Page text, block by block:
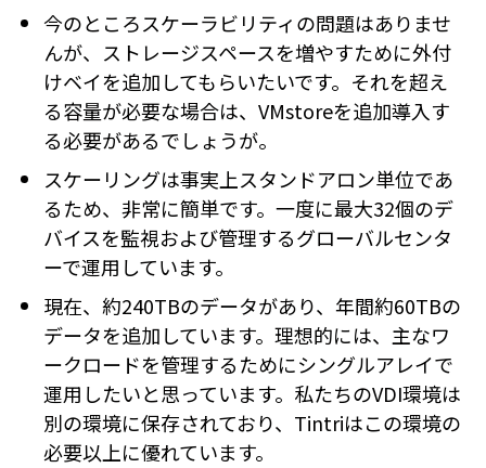
今のところスケーラビリティの問題はありませ
んが、ストレージスペースを増やすために外付
けベイを追加してもらいたいです。それを超え
る容量が必要な場合は、VMstoreを追加導入す
る必要があるでしょうが。
スケーリングは事実上スタンドアロン単位であ
るため、非常に簡単です。一度に最大32個のデ
バイスを監視および管理するグローバルセンタ
ーで運用しています。
現在、約240TBのデータがあり、年間約60TBの
データを追加しています。理想的には、主なワ
ークロードを管理するためにシングルアレイで
運用したいと思っています。私たちのVDI環境は
別の環境に保存されており、Tintriはこの環境の
必要以上に優れています。